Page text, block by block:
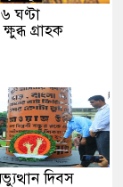
ঘণ্টা
গ্রাহক
দিবস